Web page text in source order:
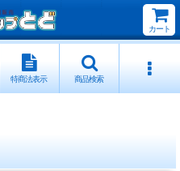
カート
特商法表示 商品検索